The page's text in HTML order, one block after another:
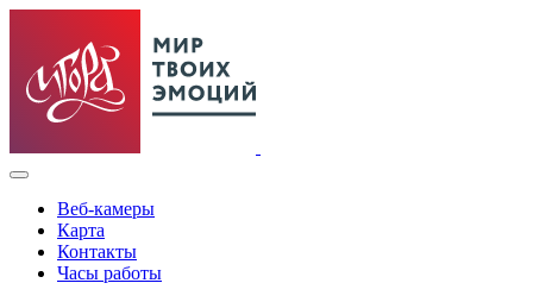
Веб-камеры
Карта
Контакты
Часы работы